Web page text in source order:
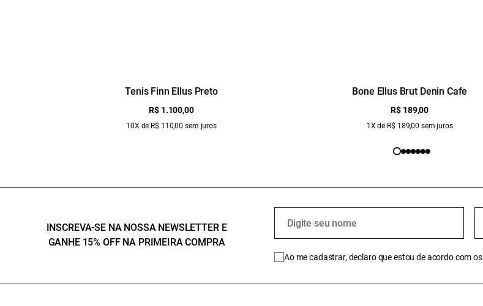
Tenis Finn Ellus Preto
R$ 1.100,00
10X de R$ 110,00 sem juros
Bone Ellus Brut Denin Cafe
R$ 189,00
1X de R$ 189,00 sem juros
INSCREVA-SE NA NOSSA NEWSLETTER E
GANHE 15% OFF NA PRIMEIRA COMPRA
Ao me cadastrar, declaro que estou de acordo com os